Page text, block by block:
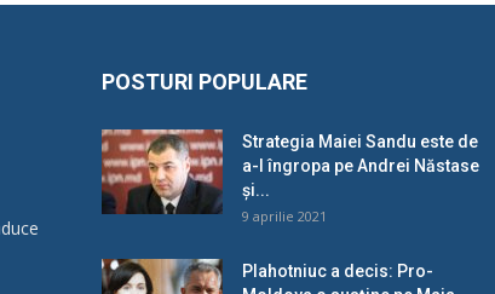
POSTURI POPULARE
Strategia Maiei Sandu este de
a-l îngropa pe Andrei Năstase
și...
9 aprilie 2021
Plahotniuc a decis: Pro-